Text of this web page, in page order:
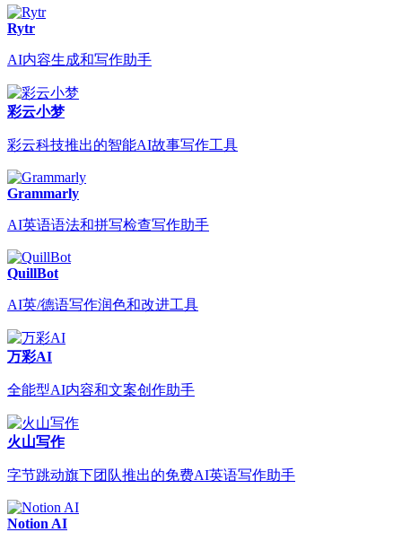
Rytr
AI内容生成和写作助手
彩云小梦
彩云科技推出的智能AI故事写作工具
Grammarly
AI英语语法和拼写检查写作助手
QuillBot
AI英/德语写作润色和改进工具
万彩AI
全能型AI内容和文案创作助手
火山写作
字节跳动旗下团队推出的免费AI英语写作助手
Notion AI